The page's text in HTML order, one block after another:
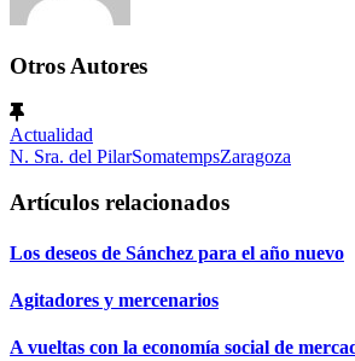
Otros Autores
Actualidad
N. Sra. del PilarSomatempsZaragoza
Artículos relacionados
Los deseos de Sánchez para el año nuevo
Agitadores y mercenarios
A vueltas con la economía social de